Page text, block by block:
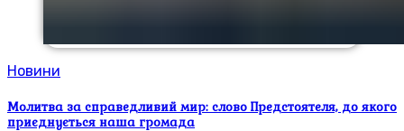
Новини
Молитва за справедливий мир: слово Предстоятеля, до якого
приєднується наша громада